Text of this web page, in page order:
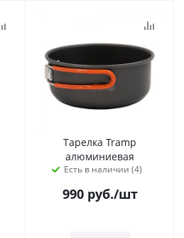
Тарелка Tramp
алюминиевая
Есть в наличии (4)
990руб./шт